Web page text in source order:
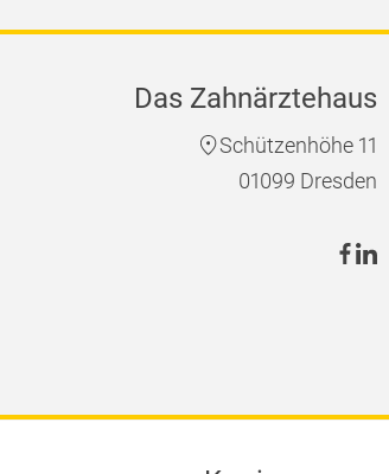
Das Zahnärztehaus
Schützenhöhe 11
01099 Dresden